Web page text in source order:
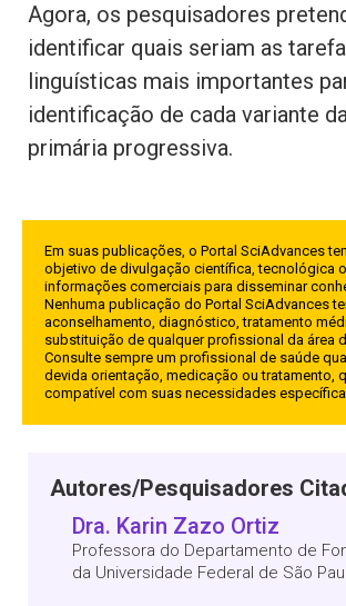
Agora, os pesquisadores
identificar quais seriam as
linguísticas mais importantes
identificação de cada variante
primária progressiva.
Em suas publicações, o Portal SciAdvances
objetivo de divulgação científica, tecnológica
informações comerciais para disseminar
Nenhuma publicação do Portal SciAdvances
aconselhamento, diagnóstico, tratamento
substituição de qualquer profissional da área
Consulte sempre um profissional de saúde
devida orientação, medicação ou tratamento,
compatível com suas necessidades
Autores/Pesquisadores
Dra. Karin Zazo Ortiz
Professora do Departamento de
da Universidade Federal de São